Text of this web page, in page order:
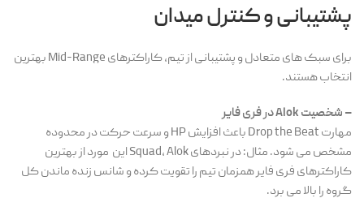
پشتیبانی و کنترل میدان
برای سبک های متعادل و پشتیبانی از تیم، کاراکترهای Mid-Range بهترین
انتخاب هستند.
– شخصیت Alok در فری فایر
مهارت Drop the Beat باعث افزایش HP و سرعت حرکت در محدوده
مشخص می شود. مثال: در نبردهای Squad، Alok این مورد از بهترین
کاراکترهای فری فایر همزمان تیم را تقویت کرده و شانس زنده ماندن کل
گروه را بالا می برد.